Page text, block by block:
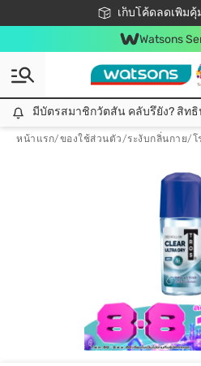
เก็บโค้ดลดเพิ่มคุ้
ชอปออนไลน์ครั้งแรก
📦ส่งฟรี! เมื่
สมาชิกวัตสัน
Watsons
มีบัตรสมาชิกวัตสัน คลับรึยัง? สิท
หน้าแรก/ของใช้ส่วนตัว/ระงับกลิ่นกาย/โ